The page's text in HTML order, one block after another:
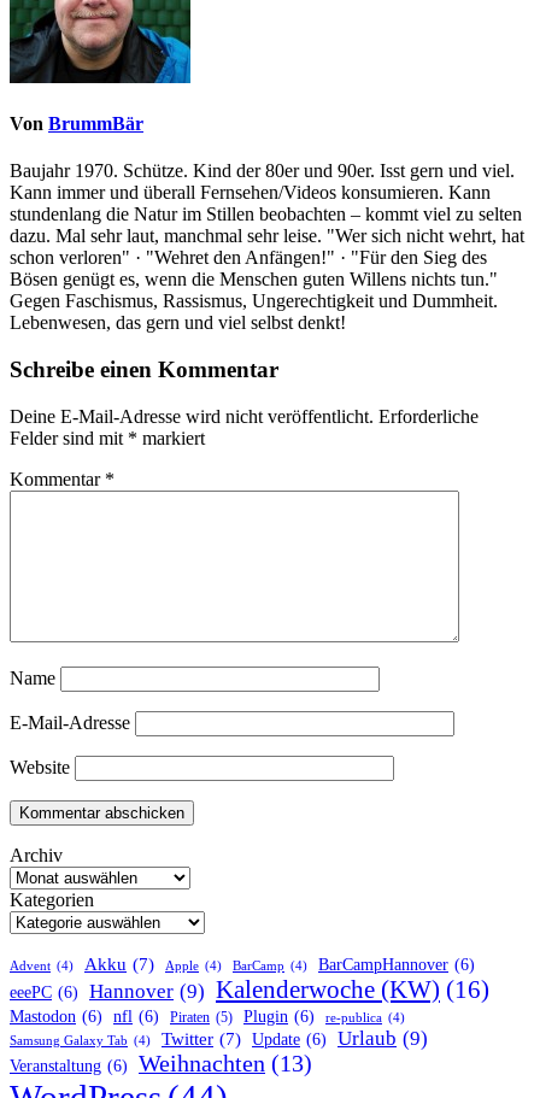
Von BrummBär
Baujahr 1970. Schütze. Kind der 80er und 90er. Isst gern und viel.
Kann immer und überall Fernsehen/Videos konsumieren. Kann
stundenlang die Natur im Stillen beobachten – kommt viel zu selten
dazu. Mal sehr laut, manchmal sehr leise. "Wer sich nicht wehrt, hat
schon verloren" · "Wehret den Anfängen!" · "Für den Sieg des
Bösen genügt es, wenn die Menschen guten Willens nichts tun."
Gegen Faschismus, Rassismus, Ungerechtigkeit und Dummheit.
Lebenwesen, das gern und viel selbst denkt!
Schreibe einen Kommentar
Deine E-Mail-Adresse wird nicht veröffentlicht. Erforderliche
Felder sind mit * markiert
Kommentar *
Name
E-Mail-Adresse
Website
Archiv
Kategorien
Advent (4) Akku (7) Apple (4) BarCamp (4) BarCampHannover (6)
eeePC (6) Hannover (9) Kalenderwoche (KW) (16)
Mastodon (6) nfl (6) Piraten (5) Plugin (6) re-publica (4)
Samsung Galaxy Tab (4) Twitter (7) Update (6) Urlaub (9)
Veranstaltung (6) Weihnachten (13)